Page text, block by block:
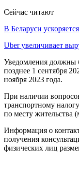
Сейчас читают
В Беларуси
Uber увеличивает
Уведомления должны
позднее 1 сентября
ноября 2023 года.
При наличии
транспортному
по месту жительства
Информация о
получения
физических лиц